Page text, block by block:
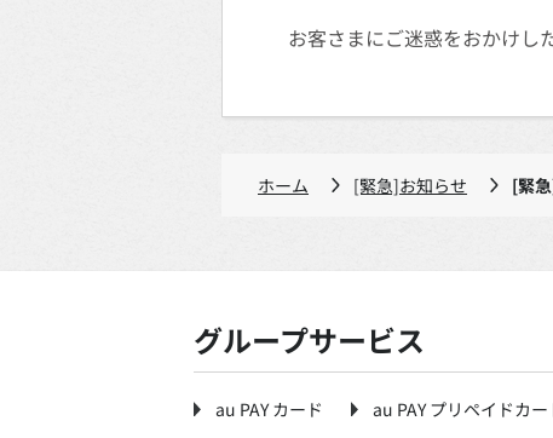
お客さまにご迷惑をおかけし
ホーム [緊急]お知らせ [緊
グループサービス
au PAY カード au PAY プリペイドカー